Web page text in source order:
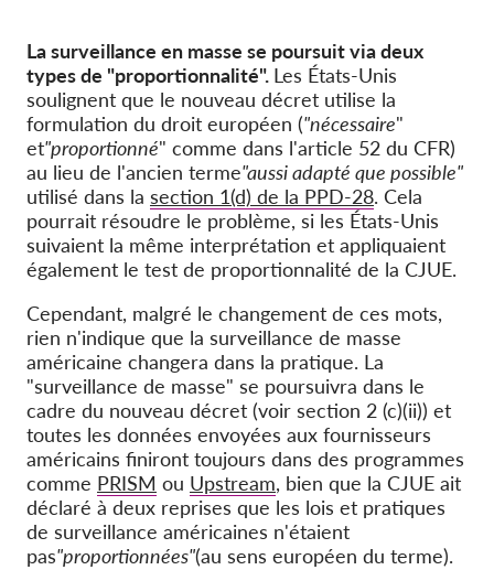
La surveillance en masse se poursuit via deux
types de "proportionnalité". Les États-Unis
soulignent que le nouveau décret utilise la
formulation du droit européen ("nécessaire"
et"proportionné" comme dans l'article 52 du CFR)
au lieu de l'ancien terme"aussi adapté que possible"
utilisé dans la section 1(d) de la PPD-28. Cela
pourrait résoudre le problème, si les États-Unis
suivaient la même interprétation et appliquaient
également le test de proportionnalité de la CJUE.
Cependant, malgré le changement de ces mots,
rien n'indique que la surveillance de masse
américaine changera dans la pratique. La
"surveillance de masse" se poursuivra dans le
cadre du nouveau décret (voir section 2 (c)(ii)) et
toutes les données envoyées aux fournisseurs
américains finiront toujours dans des programmes
comme PRISM ou Upstream, bien que la CJUE ait
déclaré à deux reprises que les lois et pratiques
de surveillance américaines n'étaient
pas"proportionnées"(au sens européen du terme).